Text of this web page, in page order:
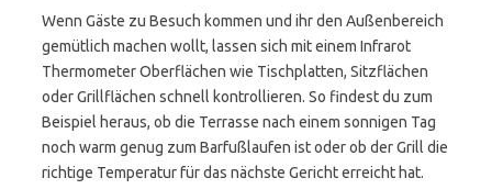
Wenn Gäste zu Besuch kommen und ihr den Außenbereich
gemütlich machen wollt, lassen sich mit einem Infrarot
Thermometer Oberflächen wie Tischplatten, Sitzflächen
oder Grillflächen schnell kontrollieren. So findest du zum
Beispiel heraus, ob die Terrasse nach einem sonnigen Tag
noch warm genug zum Barfußlaufen ist oder ob der Grill die
richtige Temperatur für das nächste Gericht erreicht hat.